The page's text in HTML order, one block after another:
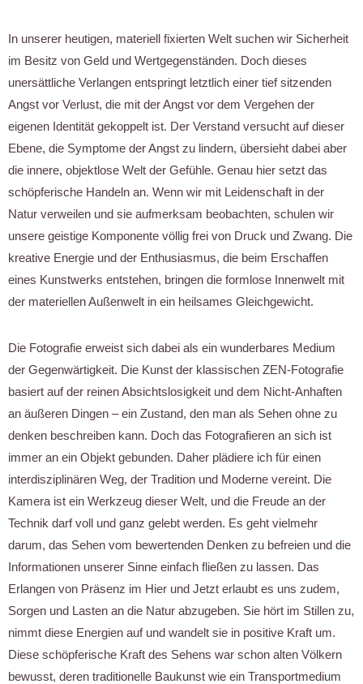
In unserer heutigen, materiell fixierten Welt suchen wir Sicherheit
im Besitz von Geld und Wertgegenständen. Doch dieses
unersättliche Verlangen entspringt letztlich einer tief sitzenden
Angst vor Verlust, die mit der Angst vor dem Vergehen der
eigenen Identität gekoppelt ist. Der Verstand versucht auf dieser
Ebene, die Symptome der Angst zu lindern, übersieht dabei aber
die innere, objektlose Welt der Gefühle. Genau hier setzt das
schöpferische Handeln an. Wenn wir mit Leidenschaft in der
Natur verweilen und sie aufmerksam beobachten, schulen wir
unsere geistige Komponente völlig frei von Druck und Zwang. Die
kreative Energie und der Enthusiasmus, die beim Erschaffen
eines Kunstwerks entstehen, bringen die formlose Innenwelt mit
der materiellen Außenwelt in ein heilsames Gleichgewicht.
Die Fotografie erweist sich dabei als ein wunderbares Medium
der Gegenwärtigkeit. Die Kunst der klassischen ZEN-Fotografie
basiert auf der reinen Absichtslosigkeit und dem Nicht-Anhaften
an äußeren Dingen – ein Zustand, den man als Sehen ohne zu
denken beschreiben kann. Doch das Fotografieren an sich ist
immer an ein Objekt gebunden. Daher plädiere ich für einen
interdisziplinären Weg, der Tradition und Moderne vereint. Die
Kamera ist ein Werkzeug dieser Welt, und die Freude an der
Technik darf voll und ganz gelebt werden. Es geht vielmehr
darum, das Sehen vom bewertenden Denken zu befreien und die
Informationen unserer Sinne einfach fließen zu lassen. Das
Erlangen von Präsenz im Hier und Jetzt erlaubt es uns zudem,
Sorgen und Lasten an die Natur abzugeben. Sie hört im Stillen zu,
nimmt diese Energien auf und wandelt sie in positive Kraft um.
Diese schöpferische Kraft des Sehens war schon alten Völkern
bewusst, deren traditionelle Baukunst wie ein Transportmedium